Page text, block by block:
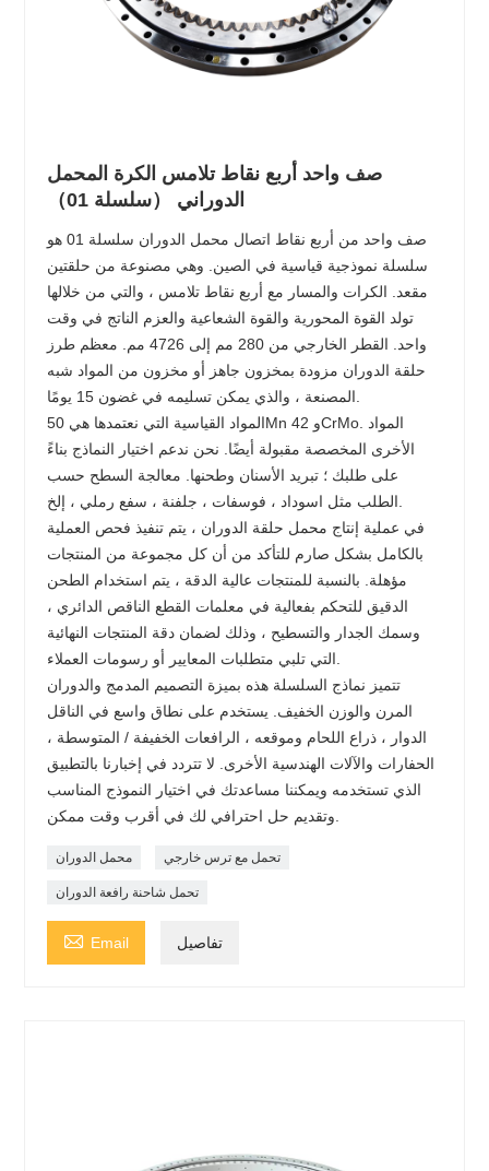
صف واحد أربع نقاط تلامس الكرة المحمل
الدوراني （سلسلة 01）
صف واحد من أربع نقاط اتصال محمل الدوران سلسلة 01 هو
سلسلة نموذجية قياسية في الصين. وهي مصنوعة من حلقتين
مقعد. الكرات والمسار مع أربع نقاط تلامس ، والتي من خلالها
تولد القوة المحورية والقوة الشعاعية والعزم الناتج في وقت
واحد. القطر الخارجي من 280 مم إلى 4726 مم. معظم طرز
حلقة الدوران مزودة بمخزون جاهز أو مخزون من المواد شبه
المصنعة ، والذي يمكن تسليمه في غضون 15 يومًا.
المواد القياسية التي نعتمدها هي 50Mn و 42CrMo. المواد
الأخرى المخصصة مقبولة أيضًا. نحن ندعم اختيار النماذج بناءً
على طلبك ؛ تبريد الأسنان وطحنها. معالجة السطح حسب
الطلب مثل اسوداد ، فوسفات ، جلفنة ، سفع رملي ، إلخ.
في عملية إنتاج محمل حلقة الدوران ، يتم تنفيذ فحص العملية
بالكامل بشكل صارم للتأكد من أن كل مجموعة من المنتجات
مؤهلة. بالنسبة للمنتجات عالية الدقة ، يتم استخدام الطحن
الدقيق للتحكم بفعالية في معلمات القطع الناقص الدائري ،
وسمك الجدار والتسطيح ، وذلك لضمان دقة المنتجات النهائية
التي تلبي متطلبات المعايير أو رسومات العملاء.
تتميز نماذج السلسلة هذه بميزة التصميم المدمج والدوران
المرن والوزن الخفيف. يستخدم على نطاق واسع في الناقل
الدوار ، ذراع اللحام وموقعه ، الرافعات الخفيفة / المتوسطة ،
الحفارات والآلات الهندسية الأخرى. لا تتردد في إخبارنا بالتطبيق
الذي تستخدمه ويمكننا مساعدتك في اختيار النموذج المناسب
وتقديم حل احترافي لك في أقرب وقت ممكن.
محمل الدوران تحمل مع ترس خارجي
تحمل شاحنة رافعة الدوران
 Email تفاصيل